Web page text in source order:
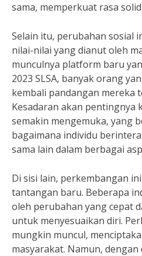
sama, memperkuat rasa
Selain itu, perubahan sosial
nilai-nilai yang dianut oleh
munculnya platform baru
2023 SLSA, banyak orang
kembali pandangan mereka
Kesadaran akan pentingnya
semakin mengemuka, yang
bagaimana individu
sama lain dalam berbagai
Di sisi lain, perkembangan
tantangan baru. Beberapa
oleh perubahan yang cepat
untuk menyesuaikan diri.
mungkin muncul,
masyarakat. Namun,